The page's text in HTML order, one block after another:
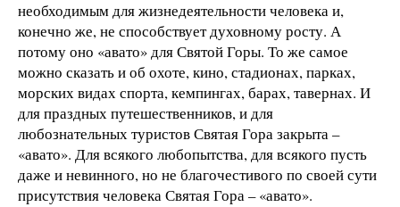
необходимым для жизнедеятельности человека и,
конечно же, не способствует духовному росту. А
потому оно «авато» для Святой Горы. То же самое
можно сказать и об охоте, кино, стадионах, парках,
морских видах спорта, кемпингах, барах, тавернах. И
для праздных путешественников, и для
любознательных туристов Святая Гора закрыта –
«авато». Для всякого любопытства, для всякого пусть
даже и невинного, но не благочестивого по своей сути
присутствия человека Святая Гора – «авато».